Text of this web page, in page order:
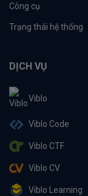
Công cụ
Trạng thái hệ thống
DỊCH VỤ
Viblo
Viblo Code
Viblo CTF
Viblo CV
Viblo Learning